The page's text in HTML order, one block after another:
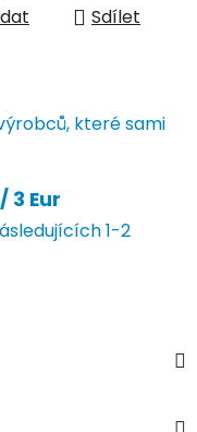
Sdílet
které sami
3 Eur
1-2